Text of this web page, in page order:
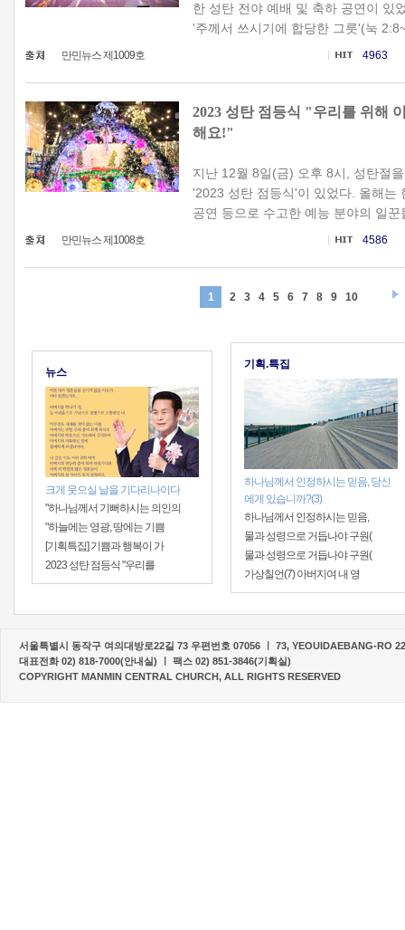
한 성탄 전야 예배 및 축하 공연이 있
'주께서 쓰시기에 합당한 그릇'(눅
만민뉴스 제1009호 4963
2023 성탄 점등식 "우리를 위해
해요!"
지난 12월 8일(금) 오후 8시, 성탄절
'2023 성탄 점등식'이 있었다. 올해는
공연 등으로 수고한 예능 분야의 일
만민뉴스 제1008호 4586
1 2 3 4 5 6 7 8 9 10
뉴스
크게 웃으실 날을 기다리나이다
"하나님께서 기뻐하시는 의인의
"하늘에는 영광, 땅에는 기쁨
[기획특집] 기쁨과 행복이 가
2023 성탄 점등식 "우리를
기획.특집
하나님께서 인정하시는 믿음, 당신
에게 있습니까?(3)
하나님께서 인정하시는 믿음,
물과 성령으로 거듭나야 구원(
물과 성령으로 거듭나야 구원(
가상칠언(7) 아버지여 내 영
서울특별시 동작구 여의대방로22길 73 우편번호 07056 ㅣ 73, YEOUIDAEBANG-RO
대표전화 02) 818-7000(안내실) ㅣ 팩스 02) 851-3846(기획실)
COPYRIGHT MANMIN CENTRAL CHURCH, ALL RIGHTS RESERVED